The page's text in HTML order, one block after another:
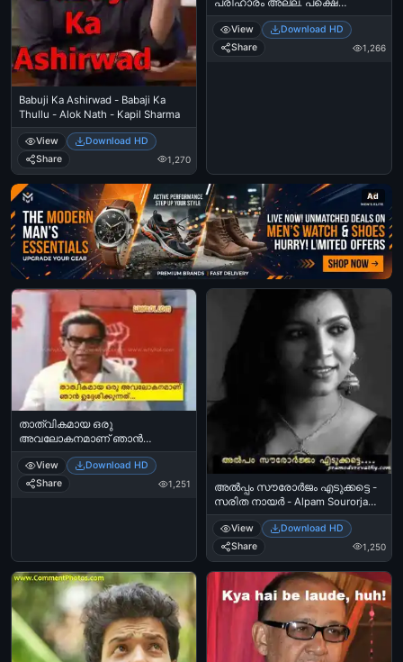
Babuji Ka Ashirwad - Babaji Ka
Thullu - Alok Nath - Kapil Sharma
View
Download HD
Share
1,270
പരിഹാരം അല്ല. പക്ഷെ
തല്‍ക്കാലത്തെ ഒരു
ആശ്വാസത്തിന് ആത്മഹത്യ
ചെയ്യുന്നതില്‍ തെറ്റില്ല.-
സുപ്പര്‍ സ്റ്റാര്‍ സന്തോഷ്‌ പണ്ഡിറ്റ്‌ -
View
Download HD
Share
1,266
Ad
താത്വികമായ ഒരു
അവലോകനമാണ് ഞാന്‍
ഉദ്ദേശിക്കുന്നത് - ശങ്കരാടി -
Thathvikamaaya Oru
Avalokanamaanu Njan
Udheshikkunnath - Shankaradi in
View
Download HD
Share
1,251
അല്‍പ്പം സൗരോര്‍ജം എടുക്കട്ടെ -
സരിത നായര്‍ - Alpam Sourorjam
Edukkatte - Saritha Nair
View
Download HD
Share
1,250